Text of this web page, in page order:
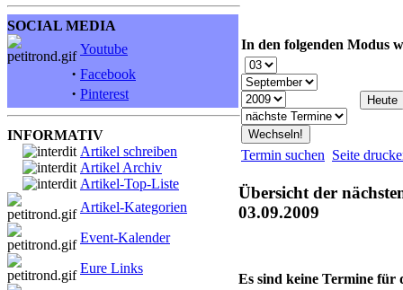
SOCIAL MEDIA
Youtube
· Facebook
· Pinterest
INFORMATIV
Artikel schreiben
Artikel Archiv
Artikel-Top-Liste
Artikel-Kategorien
Event-Kalender
Eure Links
In den folgenden Modus
Termin suchen Seite
Übersicht der
03.09.2009
Es sind keine Termine für